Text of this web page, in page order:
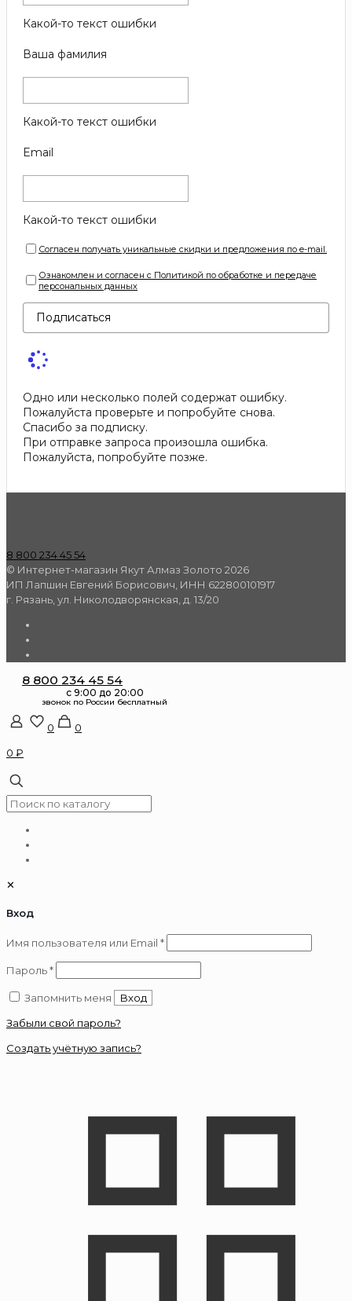
Какой-то текст ошибки
Ваша фамилия
Какой-то текст ошибки
Email
Какой-то текст ошибки
Согласен получать уникальные скидки и предложения по e-mail.
Ознакомлен и согласен с Политикой по обработке и передаче
персональных данных
Подписаться
Одно или несколько полей содержат ошибку.
Пожалуйста проверьте и попробуйте снова.
Спасибо за подписку.
При отправке запроса произошла ошибка.
Пожалуйста, попробуйте позже.
8 800 234 45 54
© Интернет-магазин Якут Алмаз Золото 2026
ИП Лапшин Евгений Борисович, ИНН 622800101917
г. Рязань, ул. Николодворянская, д. 13/20
8 800 234 45 54
0
0
0 ₽
✕
Вход
Имя пользователя или Email *Обязательно
Пароль*Обязательно
Запомнить меня
Вход
Забыли свой пароль?
Создать учётную запись?